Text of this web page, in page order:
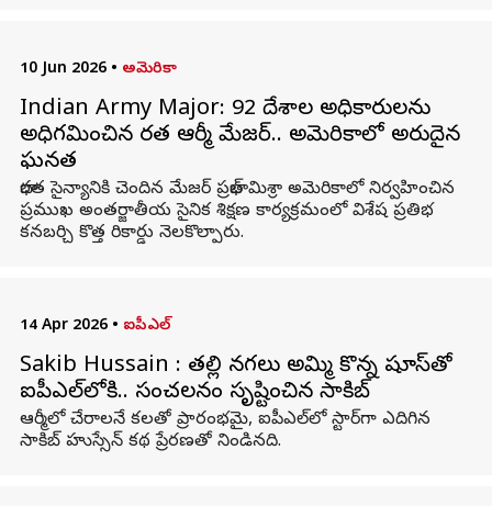
10 Jun 2026 • అమెరికా
Indian Army Major: 92 దేశాల అధికారులను
అధిగమించిన భారత ఆర్మీ మేజర్‌.. అమెరికాలో అరుదైన
ఘనత
భారత సైన్యానికి చెందిన మేజర్ ప్రభాత్ మిశ్రా అమెరికాలో నిర్వహించిన
ప్రముఖ అంతర్జాతీయ సైనిక శిక్షణ కార్యక్రమంలో విశేష ప్రతిభ
కనబర్చి కొత్త రికార్డు నెలకొల్పారు.
14 Apr 2026 • ఐపీఎల్
Sakib Hussain : తల్లి నగలు అమ్మి కొన్న షూస్‌తో
ఐపీఎల్‌లోకి.. సంచలనం సృష్టించిన సాకిబ్
ఆర్మీలో చేరాలనే కలతో ప్రారంభమై, ఐపీఎల్‌లో స్టార్‌గా ఎదిగిన
సాకిబ్ హుస్సేన్ కథ ప్రేరణతో నిండినది.